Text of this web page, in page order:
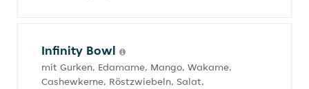
Infinity Bowl
mit Gurken, Edamame, Mango, Wakame,
Cashewkerne, Röstzwiebeln, Salat,